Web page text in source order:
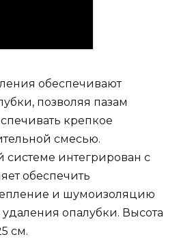
обеспечивают
позволяя пазам
крепкое
смесью.
системе интегрирован с
обеспечить
и шумоизоляцию
опалубки. Высота
см.